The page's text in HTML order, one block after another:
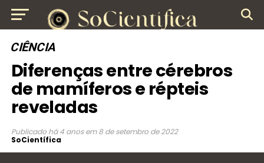
CIÊNCIA
Diferenças entre cérebros
de mamíferos e répteis
reveladas
Publicado há 4 anos em 8 de setembro de 2022
SoCientífica